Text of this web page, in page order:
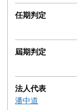
任期判定
屆期判定
法人代表
潘中道